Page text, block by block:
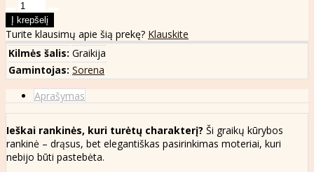
Turite klausimų apie šią prekę? Klauskite
Kilmės šalis: Graikija
Gamintojas: Sorena
Aprašymas
Ieškai rankinės, kuri turėtų charakterį? Ši graikų kūrybos
rankinė – drąsus, bet elegantiškas pasirinkimas moteriai, kuri
nebijo būti pastebėta.